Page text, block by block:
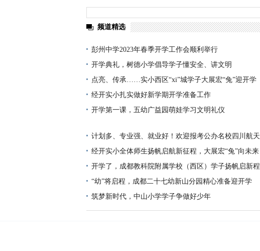
频道精选
彭州中学2023年春季开学工作会顺利举行
开学典礼，树德小学倡导学子懂安全、讲文明
点亮、传承……实小西区“xi”城学子大展宏“兔”迎开学
经开实小扎实做好新学期开学准备工作
开学第一课，五幼广益园萌娃学习文明礼仪
计划多、专业强、就业好！欢迎报考公办名校四川航天
职业技术学院
经开实小全体师生扬帆启航新征程，大展宏“兔”向未来
开学了，成都教科院附属学校（西区）学子扬帆启新程
“幼”将启程，成都二十七幼新山分园精心准备迎开学
筑梦新时代，中山小学学子争做好少年